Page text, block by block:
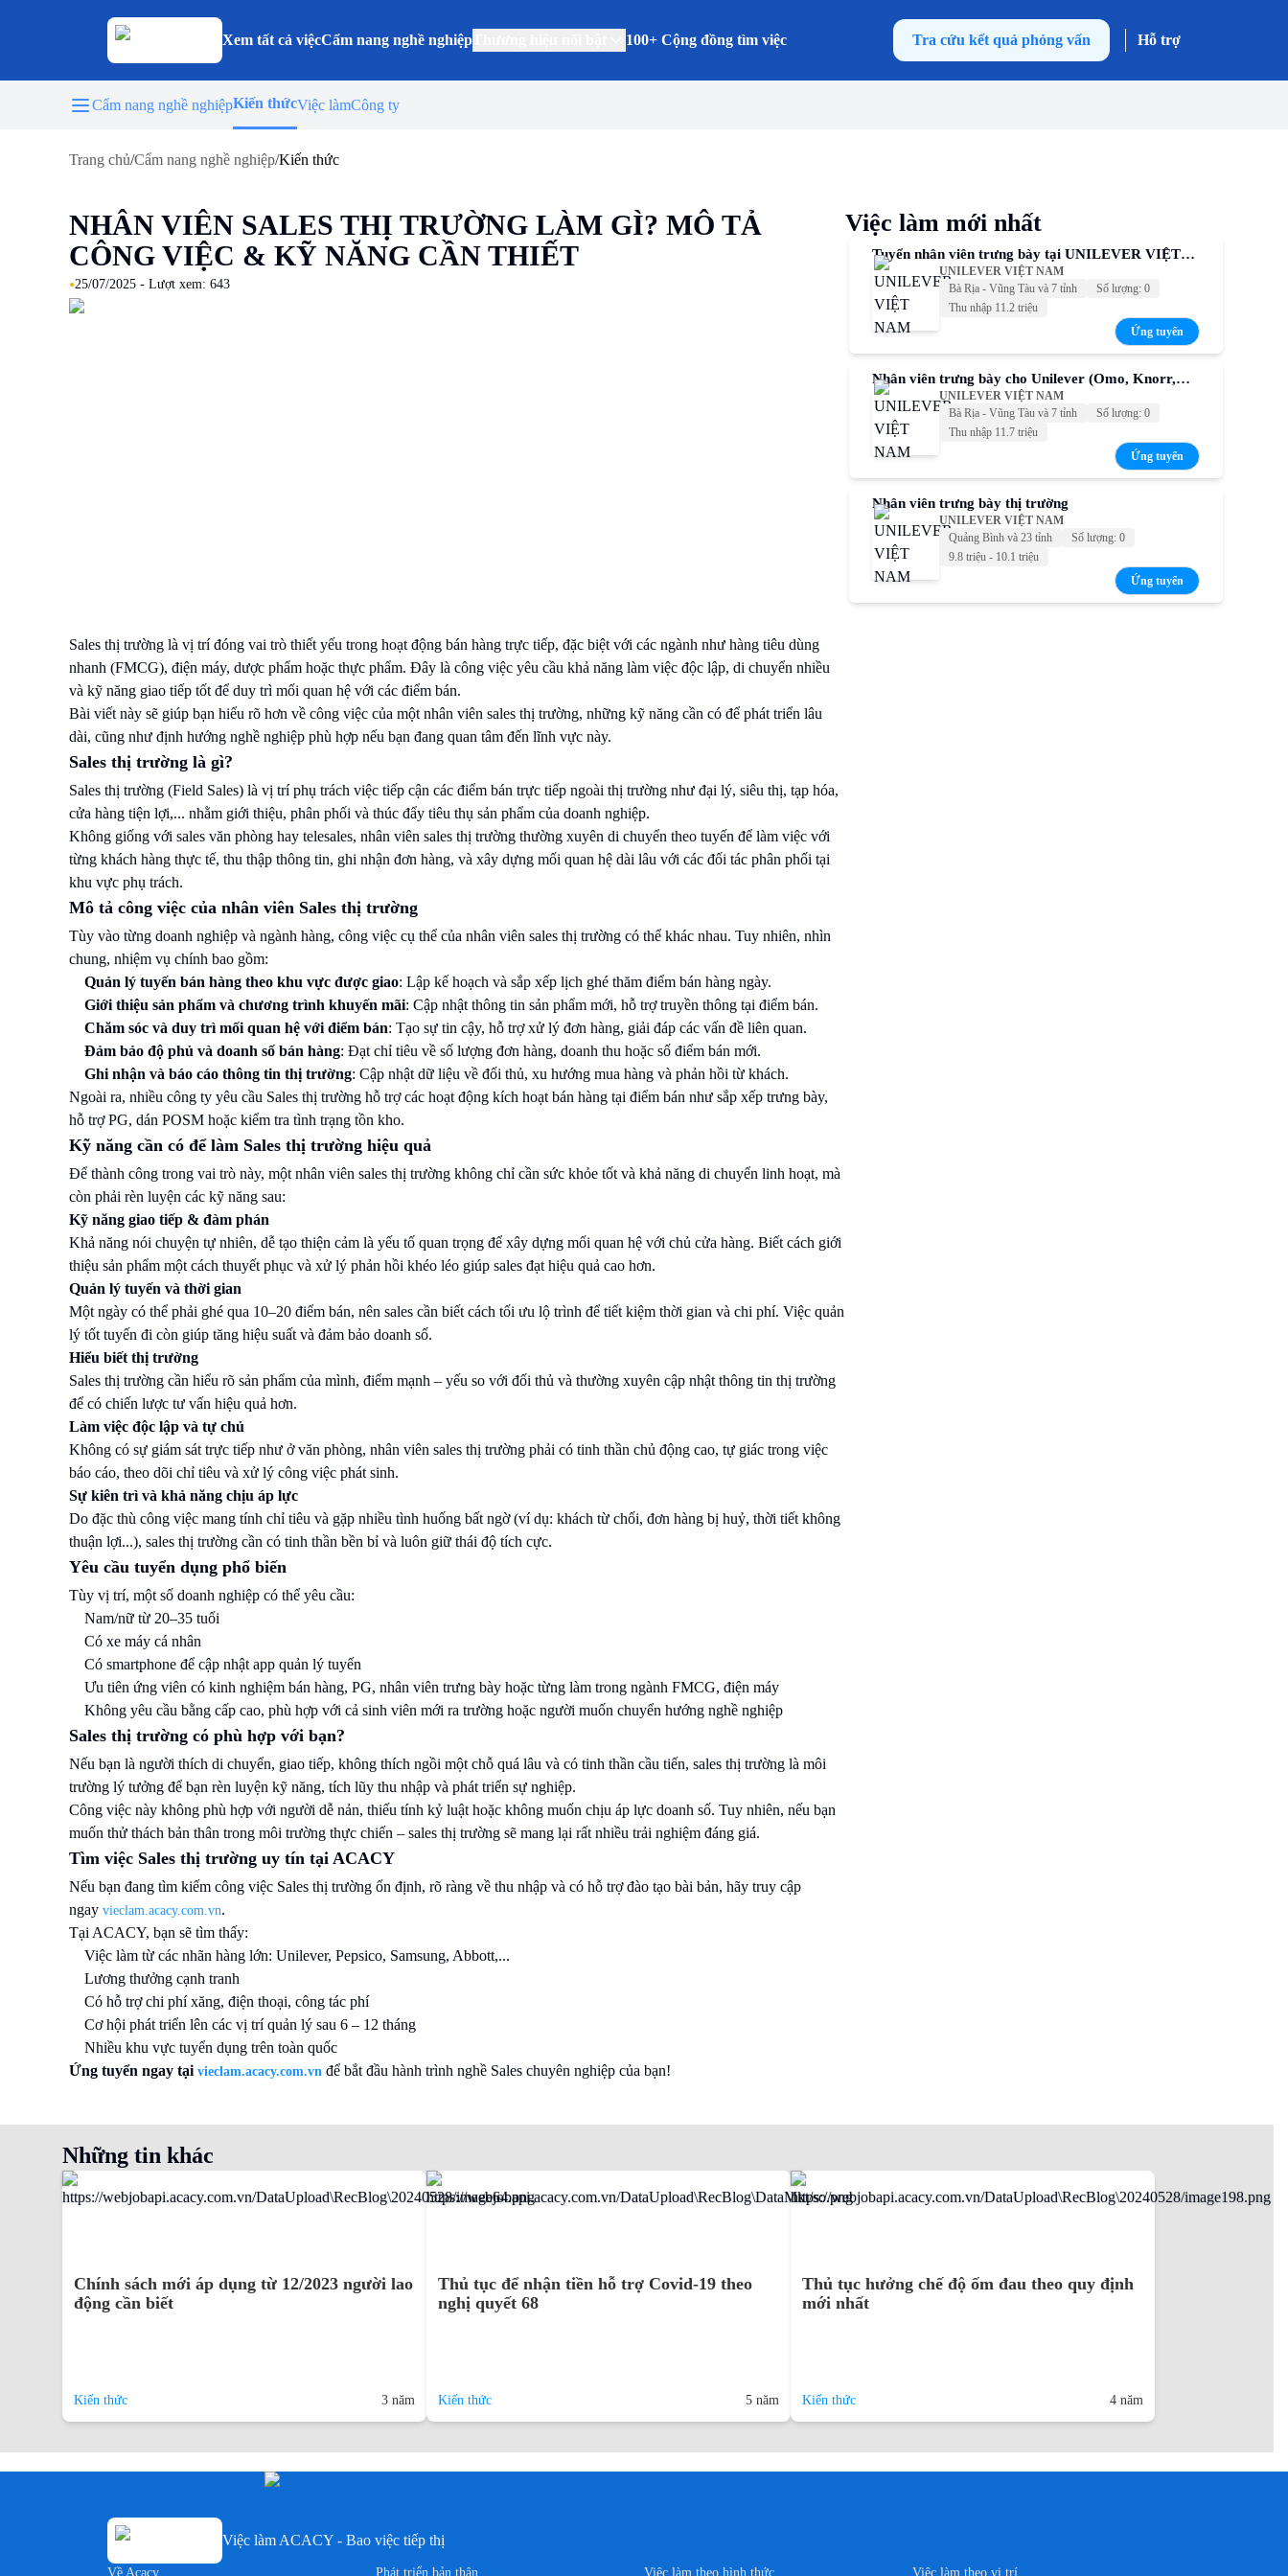
Xem tất cả việcCẩm nang nghề nghiệp 100+ Cộng đồng tìm việc Tra cứu kết quả phỏng vấn Hỗ trợ
Cẩm nang nghề nghiệpKiến thứcViệc làmCông ty
Trang chủ/Cẩm nang nghề nghiệp/Kiến thức
NHÂN VIÊN SALES THỊ TRƯỜNG LÀM GÌ? MÔ TẢ
CÔNG VIỆC & KỸ NĂNG CẦN THIẾT
•25/07/2025 - Lượt xem: 643
Sales thị trường là vị trí đóng vai trò thiết yếu trong hoạt động bán hàng trực tiếp, đặc biệt với các ngành như hàng tiêu dùng
nhanh (FMCG), điện máy, dược phẩm hoặc thực phẩm. Đây là công việc yêu cầu khả năng làm việc độc lập, di chuyển nhiều
và kỹ năng giao tiếp tốt để duy trì mối quan hệ với các điểm bán.
Bài viết này sẽ giúp bạn hiểu rõ hơn về công việc của một nhân viên sales thị trường, những kỹ năng cần có để phát triển lâu
dài, cũng như định hướng nghề nghiệp phù hợp nếu bạn đang quan tâm đến lĩnh vực này.
Sales thị trường là gì?
Sales thị trường (Field Sales) là vị trí phụ trách việc tiếp cận các điểm bán trực tiếp ngoài thị trường như đại lý, siêu thị, tạp hóa,
cửa hàng tiện lợi,... nhằm giới thiệu, phân phối và thúc đẩy tiêu thụ sản phẩm của doanh nghiệp.
Không giống với sales văn phòng hay telesales, nhân viên sales thị trường thường xuyên di chuyển theo tuyến để làm việc với
từng khách hàng thực tế, thu thập thông tin, ghi nhận đơn hàng, và xây dựng mối quan hệ dài lâu với các đối tác phân phối tại
khu vực phụ trách.
Mô tả công việc của nhân viên Sales thị trường
Tùy vào từng doanh nghiệp và ngành hàng, công việc cụ thể của nhân viên sales thị trường có thể khác nhau. Tuy nhiên, nhìn
chung, nhiệm vụ chính bao gồm:
Quản lý tuyến bán hàng theo khu vực được giao: Lập kế hoạch và sắp xếp lịch ghé thăm điểm bán hàng ngày.
Giới thiệu sản phẩm và chương trình khuyến mãi: Cập nhật thông tin sản phẩm mới, hỗ trợ truyền thông tại điểm bán.
Chăm sóc và duy trì mối quan hệ với điểm bán: Tạo sự tin cậy, hỗ trợ xử lý đơn hàng, giải đáp các vấn đề liên quan.
Đảm bảo độ phủ và doanh số bán hàng: Đạt chỉ tiêu về số lượng đơn hàng, doanh thu hoặc số điểm bán mới.
Ghi nhận và báo cáo thông tin thị trường: Cập nhật dữ liệu về đối thủ, xu hướng mua hàng và phản hồi từ khách.
Ngoài ra, nhiều công ty yêu cầu Sales thị trường hỗ trợ các hoạt động kích hoạt bán hàng tại điểm bán như sắp xếp trưng bày,
hỗ trợ PG, dán POSM hoặc kiểm tra tình trạng tồn kho.
Kỹ năng cần có để làm Sales thị trường hiệu quả
Để thành công trong vai trò này, một nhân viên sales thị trường không chỉ cần sức khỏe tốt và khả năng di chuyển linh hoạt, mà
còn phải rèn luyện các kỹ năng sau:
Kỹ năng giao tiếp & đàm phán
Khả năng nói chuyện tự nhiên, dễ tạo thiện cảm là yếu tố quan trọng để xây dựng mối quan hệ với chủ cửa hàng. Biết cách giới
thiệu sản phẩm một cách thuyết phục và xử lý phản hồi khéo léo giúp sales đạt hiệu quả cao hơn.
Quản lý tuyến và thời gian
Một ngày có thể phải ghé qua 10–20 điểm bán, nên sales cần biết cách tối ưu lộ trình để tiết kiệm thời gian và chi phí. Việc quản
lý tốt tuyến đi còn giúp tăng hiệu suất và đảm bảo doanh số.
Hiểu biết thị trường
Sales thị trường cần hiểu rõ sản phẩm của mình, điểm mạnh – yếu so với đối thủ và thường xuyên cập nhật thông tin thị trường
để có chiến lược tư vấn hiệu quả hơn.
Làm việc độc lập và tự chủ
Không có sự giám sát trực tiếp như ở văn phòng, nhân viên sales thị trường phải có tinh thần chủ động cao, tự giác trong việc
báo cáo, theo dõi chỉ tiêu và xử lý công việc phát sinh.
Sự kiên trì và khả năng chịu áp lực
Do đặc thù công việc mang tính chỉ tiêu và gặp nhiều tình huống bất ngờ (ví dụ: khách từ chối, đơn hàng bị huỷ, thời tiết không
thuận lợi...), sales thị trường cần có tinh thần bền bỉ và luôn giữ thái độ tích cực.
Yêu cầu tuyển dụng phổ biến
Tùy vị trí, một số doanh nghiệp có thể yêu cầu:
Nam/nữ từ 20–35 tuổi
Có xe máy cá nhân
Có smartphone để cập nhật app quản lý tuyến
Ưu tiên ứng viên có kinh nghiệm bán hàng, PG, nhân viên trưng bày hoặc từng làm trong ngành FMCG, điện máy
Không yêu cầu bằng cấp cao, phù hợp với cả sinh viên mới ra trường hoặc người muốn chuyển hướng nghề nghiệp
Sales thị trường có phù hợp với bạn?
Nếu bạn là người thích di chuyển, giao tiếp, không thích ngồi một chỗ quá lâu và có tinh thần cầu tiến, sales thị trường là môi
trường lý tưởng để bạn rèn luyện kỹ năng, tích lũy thu nhập và phát triển sự nghiệp.
Công việc này không phù hợp với người dễ nản, thiếu tính kỷ luật hoặc không muốn chịu áp lực doanh số. Tuy nhiên, nếu bạn
muốn thử thách bản thân trong môi trường thực chiến – sales thị trường sẽ mang lại rất nhiều trải nghiệm đáng giá.
Tìm việc Sales thị trường uy tín tại ACACY
Nếu bạn đang tìm kiếm công việc Sales thị trường ổn định, rõ ràng về thu nhập và có hỗ trợ đào tạo bài bản, hãy truy cập
ngay vieclam.acacy.com.vn.
Tại ACACY, bạn sẽ tìm thấy:
Việc làm từ các nhãn hàng lớn: Unilever, Pepsico, Samsung, Abbott,...
Lương thưởng cạnh tranh
Có hỗ trợ chi phí xăng, điện thoại, công tác phí
Cơ hội phát triển lên các vị trí quản lý sau 6 – 12 tháng
Nhiều khu vực tuyển dụng trên toàn quốc
Ứng tuyển ngay tại vieclam.acacy.com.vn để bắt đầu hành trình nghề Sales chuyên nghiệp của bạn!
Việc làm mới nhất
Tuyển nhân viên trưng bày tại UNILEVER VIỆT
NAM – Thu nhập cạnh tranh
UNILEVER VIỆT NAM
Bà Rịa - Vũng Tàu và 7 tỉnh
Số lượng: 0
Thu nhập 11.2 triệu
Ứng tuyển
Nhân viên trưng bày cho Unilever (Omo, Knorr,
Comfort, Sunsilk, P/S,...)
UNILEVER VIỆT NAM
Bà Rịa - Vũng Tàu và 7 tỉnh
Số lượng: 0
Thu nhập 11.7 triệu
Ứng tuyển
Nhân viên trưng bày thị trường
UNILEVER VIỆT NAM
Quảng Bình và 23 tỉnh
Số lượng: 0
9.8 triệu - 10.1 triệu
Ứng tuyển
Những tin khác
Chính sách mới áp dụng từ 12/2023 người lao
động cần biết
Kiến thức 3 năm
Thủ tục để nhận tiền hỗ trợ Covid-19 theo
nghị quyết 68
Kiến thức 5 năm
Thủ tục hưởng chế độ ốm đau theo quy định
mới nhất
Kiến thức 4 năm
Việc làm ACACY - Bao việc tiếp thị
Về Acacy Phát triển bản thân Việc làm theo hình thức Việc làm theo vị trí